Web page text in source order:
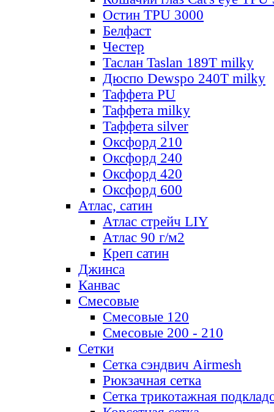
Остин TPU 3000
Белфаст
Честер
Таслан Taslan 189T milky
Дюспо Dewspo 240T milky
Таффета PU
Таффета milky
Таффета silver
Оксфорд 210
Оксфорд 240
Оксфорд 420
Оксфорд 600
Атлас, сатин
Атлас стрейч LIY
Атлас 90 г/м2
Креп сатин
Джинса
Канвас
Смесовые
Смесовые 120
Смесовые 200 - 210
Сетки
Сетка сэндвич Airmesh
Рюкзачная сетка
Сетка трикотажная